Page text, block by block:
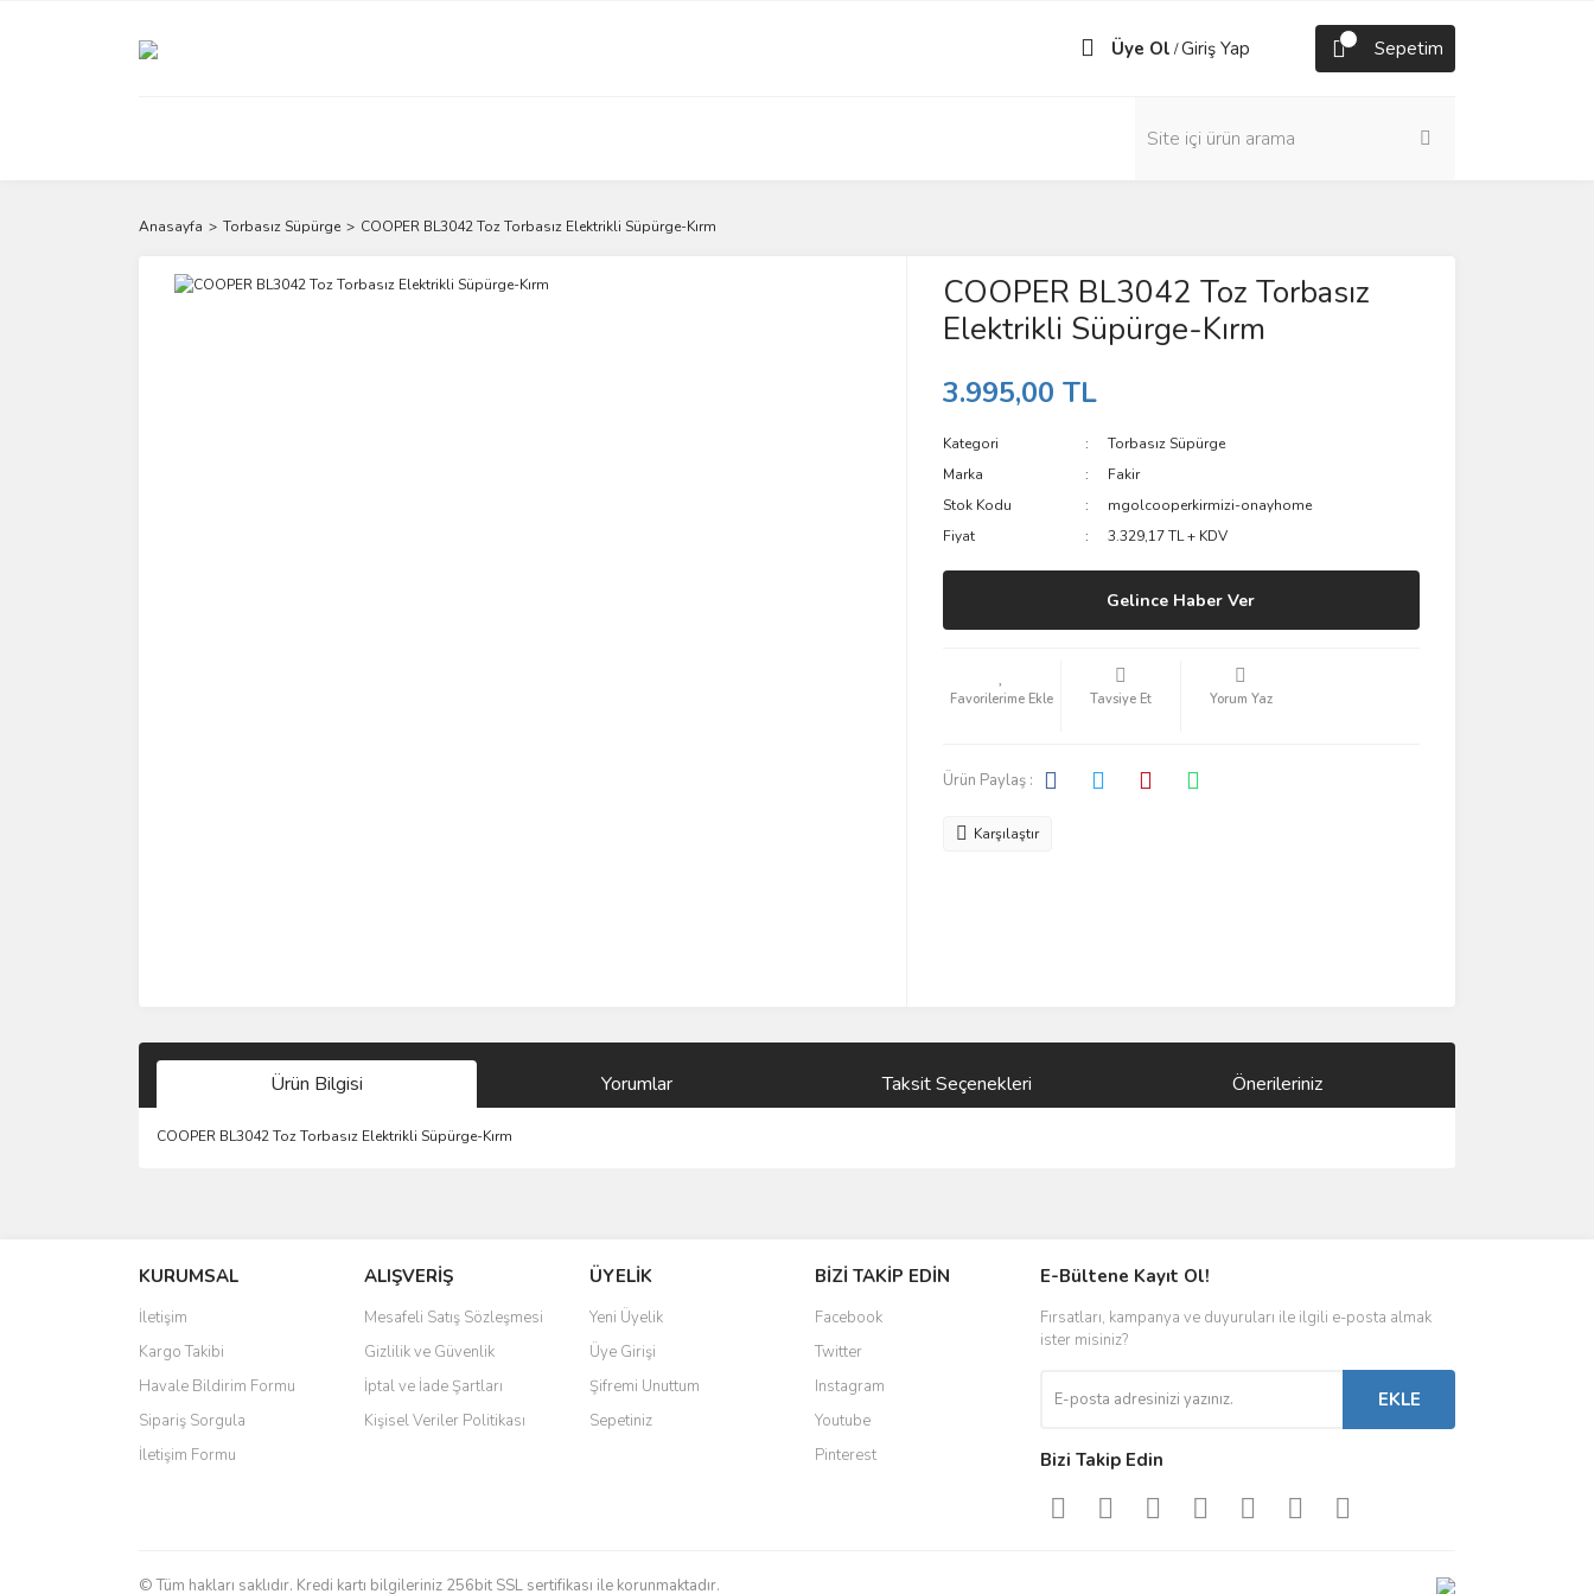
Üye Ol /Giriş Yap Sepetim
Anasayfa Torbasız Süpürge COOPER BL3042 Toz Torbasız Elektrikli Süpürge-Kırm
COOPER BL3042 Toz Torbasız
Elektrikli Süpürge-Kırm
3.995,00 TL
Kategori
Torbasız Süpürge
Marka
Fakir
Stok Kodu
mgolcooperkirmizi-onayhome
Fiyat
3.329,17 TL + KDV
Gelince Haber Ver
Tavsiye Et Yorum Yaz
Ürün Paylaş :
Karşılaştır
Ürün Bilgisi Yorumlar Taksit Seçenekleri Önerileriniz
COOPER BL3042 Toz Torbasız Elektrikli Süpürge-Kırm
Ürün resmi kalitesiz, bozuk veya görüntülenemiyor.
Ürün açıklamasında eksik bilgiler bulunuyor.
Ürün bilgilerinde hatalar bulunuyor.
Ürün fiyatı diğer sitelerden daha pahalı.
Bu ürüne benzer farklı alternatifler olmalı.
KURUMSAL
İletişim
Kargo Takibi
Havale Bildirim Formu
Sipariş Sorgula
İletişim Formu
ALIŞVERİŞ
Mesafeli Satış Sözleşmesi
Gizlilik ve Güvenlik
İptal ve İade Şartları
Kişisel Veriler Politikası
ÜYELİK
Yeni Üyelik
Üye Girişi
Şifremi Unuttum
Sepetiniz
BİZİ TAKİP EDİN
Facebook
Twitter
Instagram
Youtube
Pinterest
E-Bültene Kayıt Ol!
Fırsatları, kampanya ve duyuruları ile ilgili e-posta almak
ister misiniz?
EKLE
Bizi Takip Edin
© Tüm hakları saklıdır. Kredi kartı bilgileriniz 256bit SSL sertifikası ile korunmaktadır.